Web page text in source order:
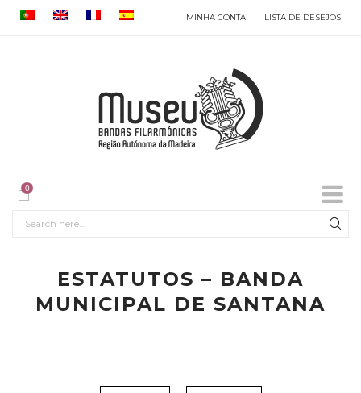
MINHA CONTA LISTA DE DESEJOS
0
ESTATUTOS – BANDA
MUNICIPAL DE SANTANA